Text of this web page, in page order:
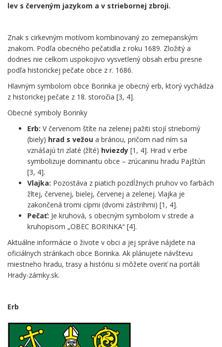
lev s červeným jazykom a v striebornej zbroji.
Znak s cirkevným motívom kombinovaný zo zemepanským
znakom. Podľa obecného pečatidla z roku 1689. Zložitý a
dodnes nie celkom uspokojivo vysvetlený obsah erbu presne
podľa historickej pečate obce z r. 1686.
Hlavným symbolom obce Borinka je obecný erb, ktorý vychádza
z historickej pečate z 18. storočia [3, 4].
Obecné symboly Borinky
Erb: V červenom štíte na zelenej pažiti stojí strieborný
(biely) hrad s vežou a bránou, pričom nad ním sa
vznášajú tri zlaté (žlté) hviezdy [1, 4]. Hrad v erbe
symbolizuje dominantu obce – zrúcaninu hradu Pajštún
[3, 4].
Vlajka: Pozostáva z piatich pozdĺžnych pruhov vo farbách
žltej, červenej, bielej, červenej a zelenej. Vlajka je
zakončená tromi cípmi (dvomi zástrihmi) [1, 4].
Pečať: Je kruhová, s obecným symbolom v strede a
kruhopisom „OBEC BORINKA“ [4].
Aktuálne informácie o živote v obci a jej správe nájdete na
oficiálnych stránkach obce Borinka. Ak plánujete návštevu
miestneho hradu, trasy a históriu si môžete overiť na portáli
Hrady-zámky.sk.
Erb